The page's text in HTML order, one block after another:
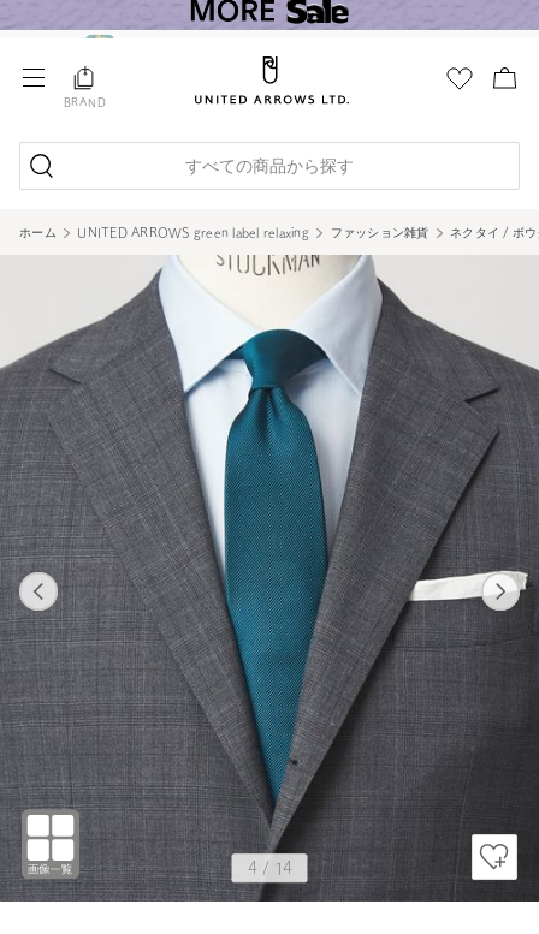
BRAND
すべての商品から探す
ホーム UNITED ARROWS green label relaxing ファッション雑貨 ネクタイ / ボウ
4 / 14
DK.BROWN
1 14
NAVY / FREE
168cm